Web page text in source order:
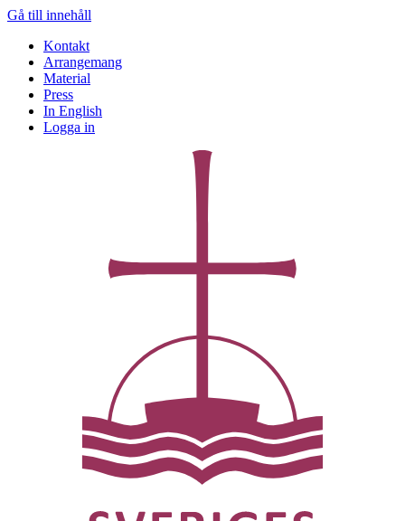
Gå till innehåll
Kontakt
Arrangemang
Material
Press
In English
Logga in